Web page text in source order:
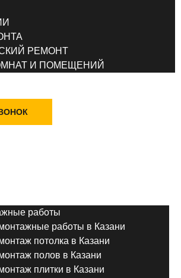
РЕМОНТ
И ПОМЕЩЕНИЙ
работы
работы в Казани
потолка в Казани
полов в Казани
плитки в Казани